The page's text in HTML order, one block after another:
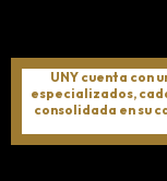
UNY cuenta con
especializados,
consolidada en su